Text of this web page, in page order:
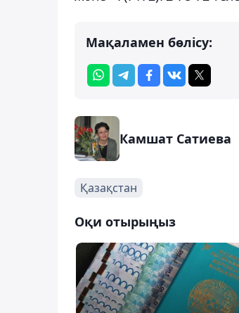
Мақаламен бөлісу:
Камшат Сатиева
Қазақстан
Оқи отырыңыз